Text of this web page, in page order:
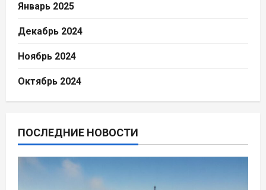
Январь 2025
Декабрь 2024
Ноябрь 2024
Октябрь 2024
ПОСЛЕДНИЕ НОВОСТИ